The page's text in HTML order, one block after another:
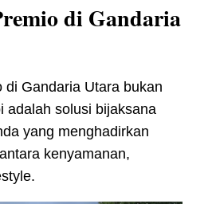
di Gandaria
di Gandaria Utara bukan
adalah solusi bijaksana
yang menghadirkan
kenyamanan,